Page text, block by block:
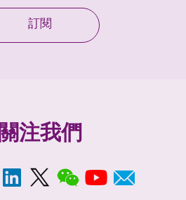
訂閱
關注我們